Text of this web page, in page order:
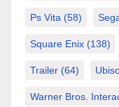
Ps Vita (58)
Square Enix (138)
Trailer (64)
Warner Bros.